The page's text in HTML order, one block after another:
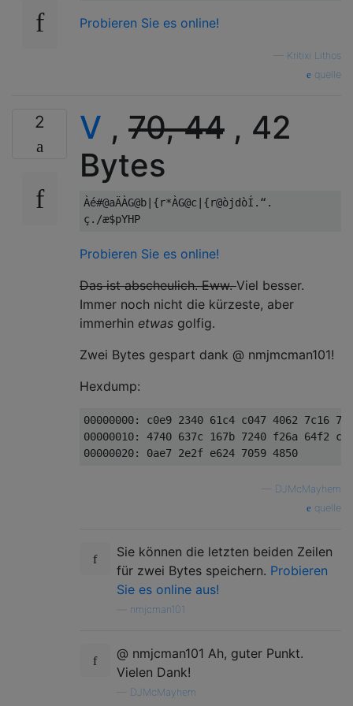
Probieren Sie es online!
Kritixi Lithos
quelle
2 V , 70, 44 , 42
Bytes
Àé#@aÄÀG@b|{r*ÀG@c|{r@òjdòÍ.“.
Probieren Sie es online!
Das ist abscheulich. Eww.Viel besser.
Immer noch nicht die kürzeste, aber
immerhin etwas golfig.
Zwei Bytes gespart dank @ nmjmcman101!
Hexdump:
00000000: c0e9 2340 61c4 c047 4062 7c16
00000010: 4740 637c 167b 7240 f26a 64f2
DJMcMayhem
quelle
Sie können die letzten beiden Zeilen
für zwei Bytes speichern. Probieren
Sie es online aus!
nmjcman101
@ nmjcman101 Ah, guter Punkt.
Vielen Dank!
DJMcMayhem